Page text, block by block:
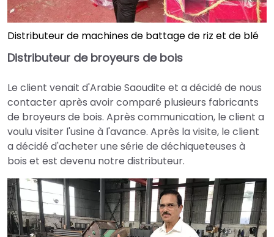
Distributeur de machines de battage de riz et de blé
Distributeur de broyeurs de bois
Le client venait d'Arabie Saoudite et a décidé de nous
contacter après avoir comparé plusieurs fabricants
de broyeurs de bois. Après communication, le client a
voulu visiter l'usine à l'avance. Après la visite, le client
a décidé d'acheter une série de déchiqueteuses à
bois et est devenu notre distributeur.